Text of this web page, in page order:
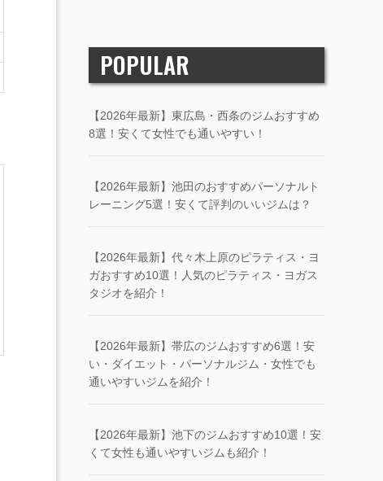
POPULAR
【2026年最新】東広島・西条のジムおすすめ
8選！安くて女性でも通いやすい！
【2026年最新】池田のおすすめパーソナルト
レーニング5選！安くて評判のいいジムは？
【2026年最新】代々木上原のピラティス・ヨ
ガおすすめ10選！人気のピラティス・ヨガス
タジオを紹介！
【2026年最新】帯広のジムおすすめ6選！安
い・ダイエット・パーソナルジム・女性でも
通いやすいジムを紹介！
【2026年最新】池下のジムおすすめ10選！安
くて女性も通いやすいジムも紹介！